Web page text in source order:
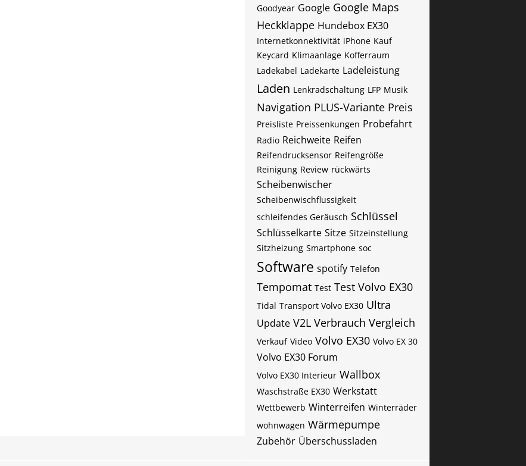
Goodyear Google Google Maps
Heckklappe Hundebox EX30
Internetkonnektivität iPhone Kauf
Keycard Klimaanlage Kofferraum
Ladekabel Ladekarte Ladeleistung
Laden Lenkradschaltung LFP Musik
Navigation PLUS-Variante Preis
Preisliste Preissenkungen Probefahrt
Radio Reichweite Reifen
Reifendrucksensor Reifengröße
Reinigung Review rückwärts
Scheibenwischer
Scheibenwischflussigkeit
schleifendes Geräusch Schlüssel
Schlüsselkarte Sitze Sitzeinstellung
Sitzheizung Smartphone soc
Software spotify Telefon
Tempomat Test Test Volvo EX30
Tidal Transport Volvo EX30 Ultra
Update V2L Verbrauch Vergleich
Verkauf Video Volvo EX30 Volvo EX 30
Volvo EX30 Forum
Volvo EX30 Interieur Wallbox
Waschstraße EX30 Werkstatt
Wettbewerb Winterreifen Winterräder
wohnwagen Wärmepumpe
Zubehör Überschussladen